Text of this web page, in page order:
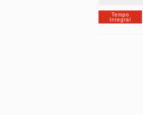
Tempo
Integral